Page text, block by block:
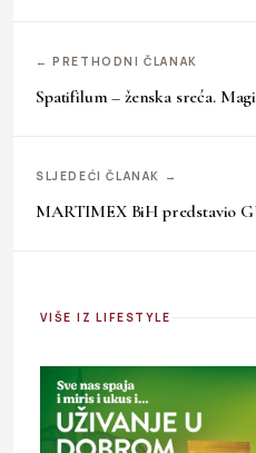
← PRETHODNI ČLANAK
Spatifilum – ženska sreća.
SLJEDEĆI ČLANAK →
MARTIMEX BiH predstavio
VIŠE IZ LIFESTYLE